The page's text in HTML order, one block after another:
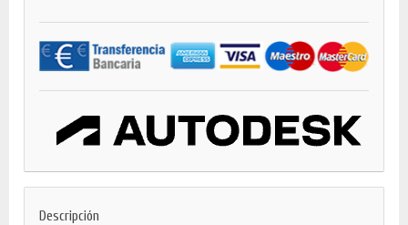
Descripción